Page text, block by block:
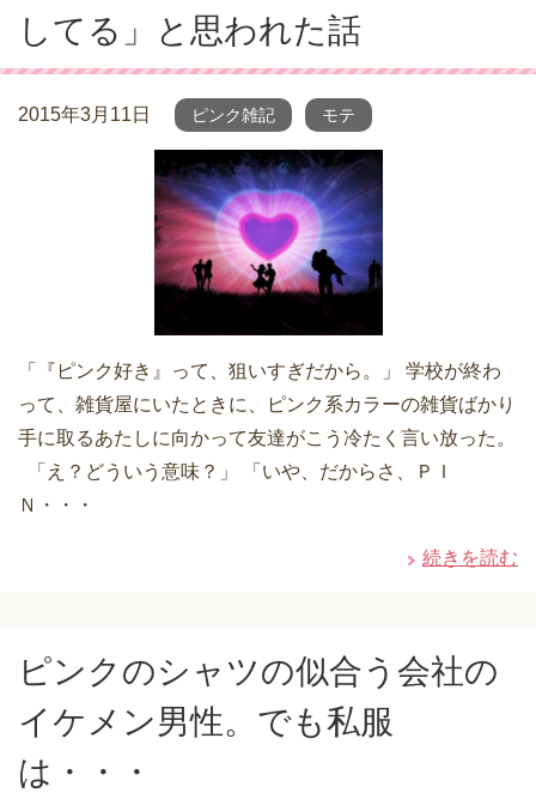
してる」と思われた話
2015年3月11日 ピンク雑記 モテ
「『ピンク好き』って、狙いすぎだから。」 学校が終わ
って、雑貨屋にいたときに、ピンク系カラーの雑貨ばかり
手に取るあたしに向かって友達がこう冷たく言い放った。
「え？どういう意味？」 「いや、だからさ、ＰＩ
Ｎ・・・
続きを読む
ピンクのシャツの似合う会社の
イケメン男性。でも私服
は・・・